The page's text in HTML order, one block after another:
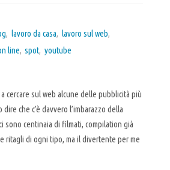
, lavoro da casa, lavoro sul web,
line, spot, youtube
cercare sul web alcune delle pubblicità più
che c’è davvero l’imbarazzo della
sono centinaia di filmati, compilation già
ritagli di ogni tipo, ma il divertente per me